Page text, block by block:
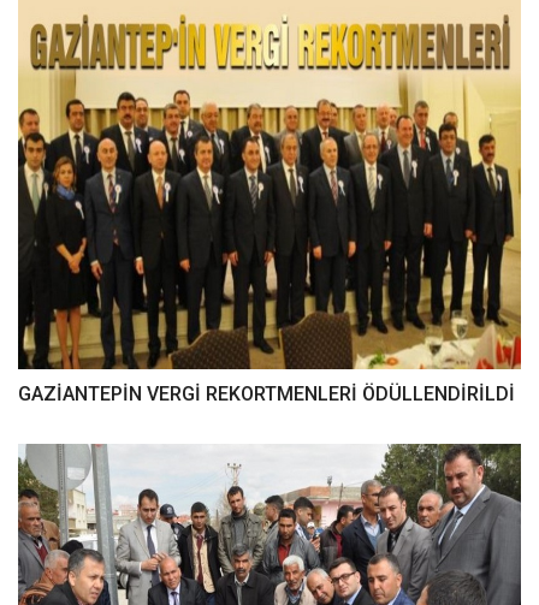
GAZİANTEPİN VERGİ REKORTMENLERİ ÖDÜLLENDİRİLDİ